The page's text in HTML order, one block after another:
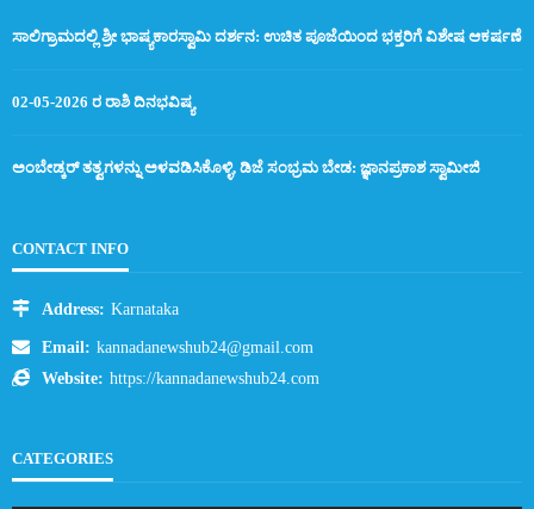
ಸಾಲಿಗ್ರಾಮದಲ್ಲಿ ಶ್ರೀ ಭಾಷ್ಯಕಾರಸ್ವಾಮಿ ದರ್ಶನ: ಉಚಿತ ಪೂಜೆಯಿಂದ ಭಕ್ತರಿಗೆ ವಿಶೇಷ ಆಕರ್ಷಣೆ
02-05-2026 ರ ರಾಶಿ ದಿನಭವಿಷ್ಯ
ಅಂಬೇಡ್ಕರ್ ತತ್ವಗಳನ್ನು ಅಳವಡಿಸಿಕೊಳ್ಳಿ, ಡಿಜೆ ಸಂಭ್ರಮ ಬೇಡ: ಜ್ಞಾನಪ್ರಕಾಶ ಸ್ವಾಮೀಜಿ
CONTACT INFO
Address: Karnataka
Email: kannadanewshub24@gmail.com
Website: https://kannadanewshub24.com
CATEGORIES